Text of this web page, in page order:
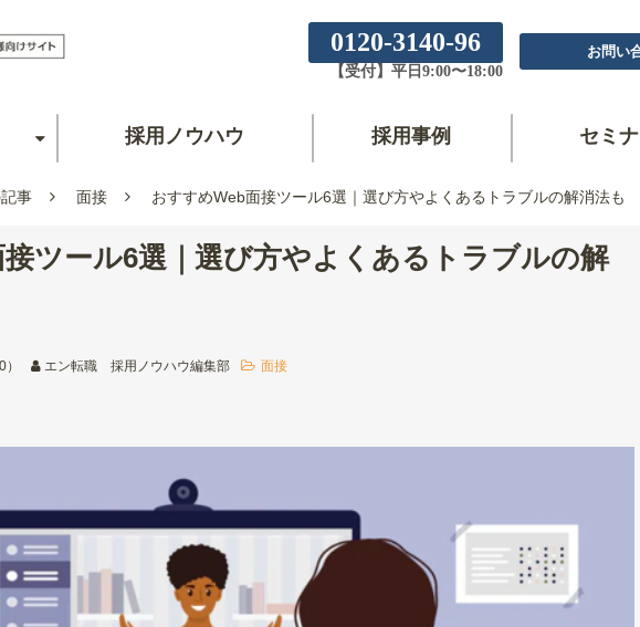
0120-3140-96
【受付】平日9:00〜18:00
お問い
採用ノウハウ 採用事例 セミ
事 面接 おすすめWeb面接ツール6選｜選び方やよくあるトラブルの解消法も
ツール6選｜選び方やよくあるトラブルの解
） エン転職 採用ノウハウ編集部 面接